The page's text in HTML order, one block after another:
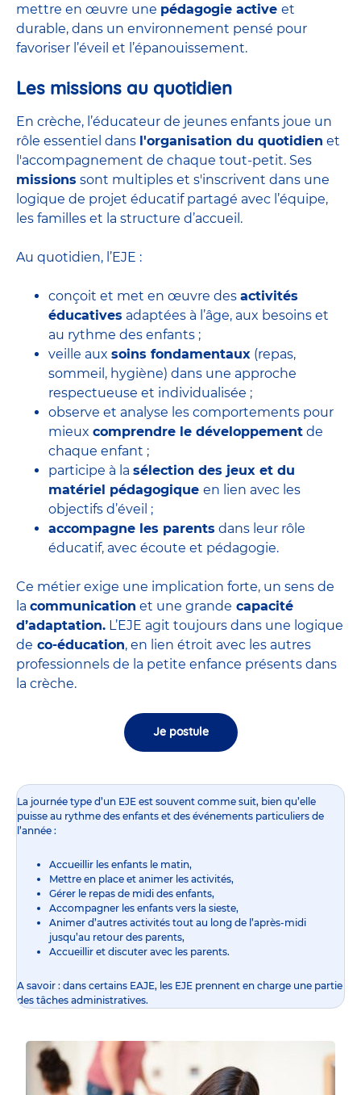
mettre en œuvre une pédagogie active et
durable, dans un environnement pensé pour
favoriser l’éveil et l’épanouissement.
Les missions au quotidien
En crèche, l’éducateur de jeunes enfants joue un
rôle essentiel dans l'organisation du quotidien et
l'accompagnement de chaque tout-petit. Ses
missions sont multiples et s'inscrivent dans une
logique de projet éducatif partagé avec l’équipe,
les familles et la structure d’accueil.
Au quotidien, l’EJE :
conçoit et met en œuvre des activités
éducatives adaptées à l’âge, aux besoins et
au rythme des enfants ;
veille aux soins fondamentaux (repas,
sommeil, hygiène) dans une approche
respectueuse et individualisée ;
observe et analyse les comportements pour
mieux comprendre le développement de
chaque enfant ;
participe à la sélection des jeux et du
matériel pédagogique en lien avec les
objectifs d’éveil ;
accompagne les parents dans leur rôle
éducatif, avec écoute et pédagogie.
Ce métier exige une implication forte, un sens de
la communication et une grande capacité
d’adaptation. L’EJE agit toujours dans une logique
de co-éducation, en lien étroit avec les autres
professionnels de la petite enfance présents dans
la crèche.
Je postule
La journée type d’un EJE est souvent comme suit, bien qu’elle
puisse au rythme des enfants et des événements particuliers de
l’année :
Accueillir les enfants le matin,
Mettre en place et animer les activités,
Gérer le repas de midi des enfants,
Accompagner les enfants vers la sieste,
Animer d’autres activités tout au long de l’après-midi
jusqu’au retour des parents,
Accueillir et discuter avec les parents.
A savoir : dans certains EAJE, les EJE prennent en charge une partie
des tâches administratives.